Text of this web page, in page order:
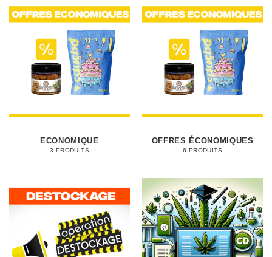
ECONOMIQUE
3 PRODUITS
OFFRES ÉCONOMIQUES
6 PRODUITS